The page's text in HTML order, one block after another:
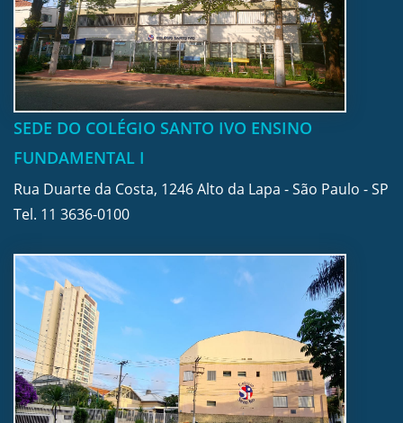
SEDE DO COLÉGIO SANTO IVO ENSINO
FUNDAMENTAL I
Rua Duarte da Costa, 1246 Alto da Lapa - São Paulo - SP
Tel. 11 3636-0100